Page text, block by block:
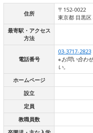
住所
〒152-0022
東京都 目黒区
最寄駅・アクセス
方法
電話番号
03-3717-2823
※お問い合わ
い。
ホームページ
設立
定員
教職員数